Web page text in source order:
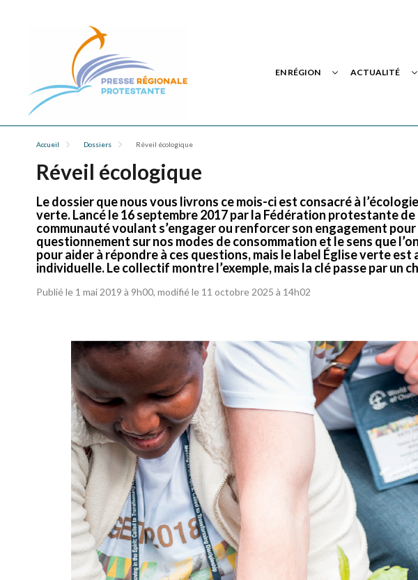
EN RÉGION ACTUALITÉ
Accueil Dossiers Réveil écologique
Réveil écologique
Le dossier que nous vous livrons ce mois-ci est consacré à
verte. Lancé le 16 septembre 2017 par la Fédération protestante de
communauté voulant s’engager ou renforcer son engagement
questionnement sur nos modes de consommation et le sens que
pour aider à répondre à ces questions, mais le label Église verte
individuelle. Le collectif montre l’exemple, mais la clé passe par un
Publié le 1 mai 2019 à 9h00, modifié le 11 octobre 2025 à 14h02